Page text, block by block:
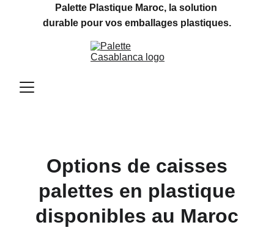
Palette Plastique Maroc, la solution
durable pour vos emballages plastiques.
Options de caisses
palettes en plastique
disponibles au Maroc